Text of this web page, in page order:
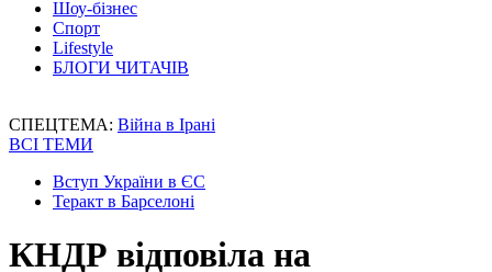
Шоу-бізнес
Спорт
Lifestyle
БЛОГИ ЧИТАЧІВ
СПЕЦТЕМА: Війна в Ірані
ВСІ ТЕМИ
Вступ України в ЄС
Теракт в Барселоні
КНДР відповіла на